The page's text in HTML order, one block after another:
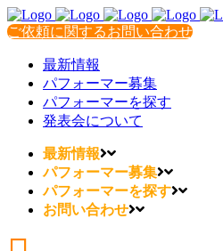
ご依頼に関するお問い合わせ
最新情報
パフォーマー募集
パフォーマーを探す
発表会について
最新情報
パフォーマー募集
パフォーマーを探す
お問い合わせ